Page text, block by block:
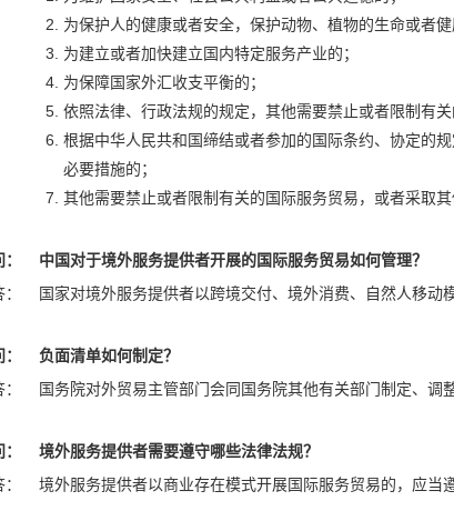
为保护人的健康或者安全，保护动物、植物的生命或者健
为建立或者加快建立国内特定服务产业的；
为保障国家外汇收支平衡的；
依照法律、行政法规的规定，其他需要禁止或者限制有
根据中华人民共和国缔结或者参加的国际条约、协定的
必要措施的；
其他需要禁止或者限制有关的国际服务贸易，或者采取其
中国对于境外服务提供者开展的国际服务贸易如何管理？
国家对境外服务提供者以跨境交付、境外消费、自然人移动
负面清单如何制定？
国务院对外贸易主管部门会同国务院其他有关部门制定、调
境外服务提供者需要遵守哪些法律法规？
境外服务提供者以商业存在模式开展国际服务贸易的，应当